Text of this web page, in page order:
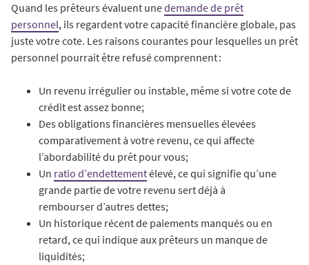
Quand les prêteurs évaluent unedemande de prêt
personnel, ils regardent votre capacité financière globale, pas
juste votre cote. Les raisons courantes pour lesquelles un prêt
personnel pourrait être refusé comprennent :
Un revenu irrégulier ou instable, même si votre cote de
crédit est assez bonne;
Des obligations financières mensuelles élevées
comparativement à votre revenu, ce qui affecte
l’abordabilité du prêt pour vous;
Un ratio d’endettementélevé, ce qui signifie qu’une
grande partie de votre revenu sert déjà à
rembourser d’autres dettes;
Un historique récent de paiements manqués ou en
retard, ce qui indique aux prêteurs un manque de
liquidités;